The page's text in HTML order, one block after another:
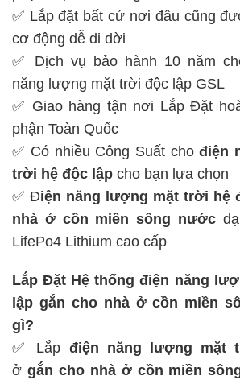
✅ Lắp đặt bất cứ nơi đâu cũng
cơ động dễ di dời
✅ Dịch vụ bảo hành 10 năm
năng lượng mặt trời độc lập GSL
✅ Giao hàng tận nơi Lắp Đặt
phận Toàn Quốc
✅ Có nhiều Công Suất chođiện
trời hệ độc lập cho bạn lựa chọn
✅ Điện năng lượng mặt trời hệ
nhà ở cồn miền sông nước
LifePo4 Lithium cao cấp
Lắp Đặt Hệ thống điện năng
lập gắn cho nhà ở cồn miền
gì?
✅ Lắp điện năng lượng mặt
ở gắn cho nhà ở cồn miền